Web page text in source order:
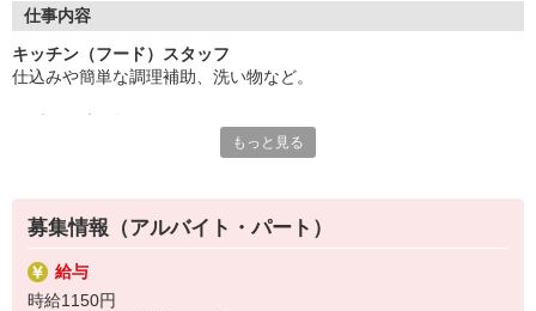
料理が好きな方にピッタリ◎
「やってみたい！」
そんな気持ちがあれば気軽にチャレンジしてみませんか？
まかないはメニューのパスタやピザが50％OFFで食べられま
仕事内容
キッチン（フード）スタッフ
仕込みや簡単な調理補助、洗い物など。
メニューの種類や特徴を覚えて、
はじめは、先輩が丁寧に指導します。
メニューにのせる具材を覚えたら、
本格的なパスタやピザの調理をお願いします。
もっと見る
募集情報（アルバイト・パート）
給与
時給1150円